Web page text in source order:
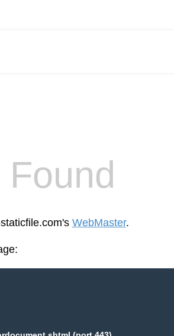
Found
WebMaster.